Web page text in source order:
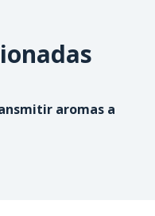
aromas a